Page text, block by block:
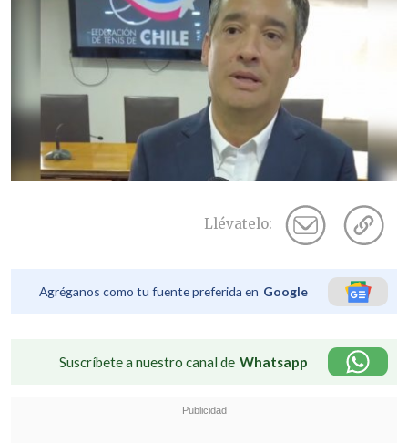
Llévatelo:
Agréganos como tu fuente preferida en Google
Suscríbete a nuestro canal de Whatsapp